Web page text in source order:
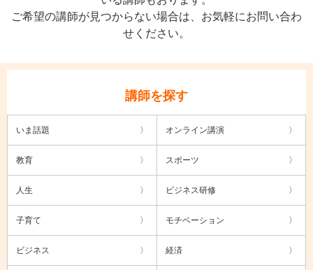
ご希望の講師が見つからない場合は、お気軽にお問い合わ
せください。
講師を探す
いま話題 オンライン講演
教育 スポーツ
人生 ビジネス研修
子育て モチベーション
ビジネス 経済